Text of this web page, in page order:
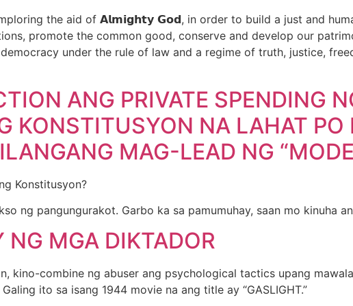
the aid of 𝗔𝗹𝗺𝗶𝗴𝗵𝘁𝘆 𝗚𝗼𝗱, in order to build a just and
promote the common good, conserve and develop our
under the rule of law and a regime of truth, justice,
ANG PRIVATE SPENDING
KONSTITUSYON NA LAHAT PO
MAG-LEAD NG
Konstitusyon?
ng pangungurakot. Garbo ka sa pamumuhay, saan mo kinuha
NG MGA DIKTADOR
kino-combine ng abuser ang psychological tactics upang
ito sa isang 1944 movie na ang title ay “GASLIGHT.”